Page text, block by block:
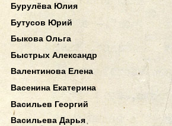
Бурулёва Юлия
Бутусов Юрий
Быкова Ольга
Быстрых Александр
Валентинова Елена
Васенина Екатерина
Васильев Георгий
Васильева Дарья